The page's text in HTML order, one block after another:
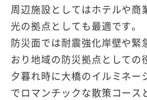
周辺施設としてはホテルや商
光の拠点としても最適です。
防災面では耐震強化岸壁や緊
おり地域の防災拠点としての
夕暮れ時に大橋のイルミネー
でロマンチックな散策コース